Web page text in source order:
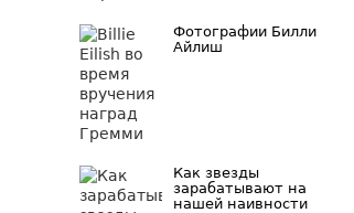
Фотографии Билли
Айлиш
Как звезды
зарабатывают на
нашей наивности